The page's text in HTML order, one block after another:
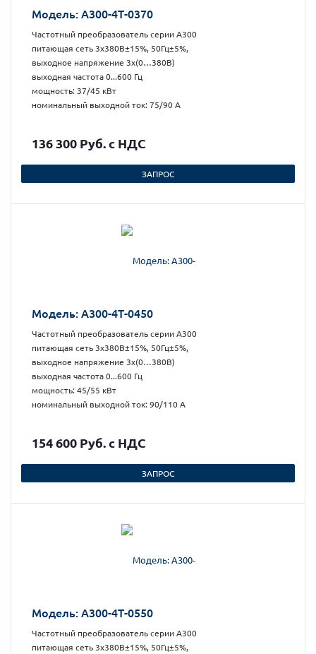
Модель: А300-4Т-0370
Частотный преобразователь серии А300
питающая сеть 3х380В±15%, 50Гц±5%,
выходное напряжение 3х(0…380В)
выходная частота 0...600 Гц
мощность: 37/45 кВт
номинальный выходной ток: 75/90 А
136 300 Руб. с НДС
ЗАПРОС
Модель: А300-4Т-0450
Частотный преобразователь серии А300
питающая сеть 3х380В±15%, 50Гц±5%,
выходное напряжение 3х(0…380В)
выходная частота 0...600 Гц
мощность: 45/55 кВт
номинальный выходной ток: 90/110 А
154 600 Руб. с НДС
ЗАПРОС
Модель: А300-4Т-0550
Частотный преобразователь серии А300
питающая сеть 3х380В±15%, 50Гц±5%,